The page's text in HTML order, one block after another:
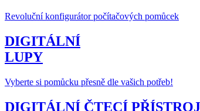
Revoluční konfigurátor počítačových pomůcek
DIGITÁLNÍ
LUPY
Vyberte si pomůcku přesně dle vašich potřeb!
DIGITÁLNÍ ČTECÍ